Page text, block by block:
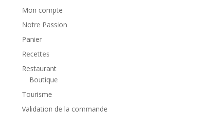
Mon compte
Notre Passion
Panier
Recettes
Restaurant
Boutique
Tourisme
Validation de la commande